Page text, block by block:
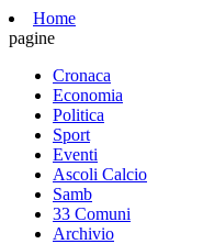
Home
pagine
Cronaca
Economia
Politica
Sport
Eventi
Ascoli Calcio
Samb
33 Comuni
Archivio